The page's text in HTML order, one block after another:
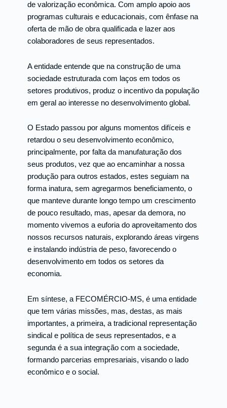
de valorização econômica. Com amplo apoio aos
programas culturais e educacionais, com ênfase na
oferta de mão de obra qualificada e lazer aos
colaboradores de seus representados.
A entidade entende que na construção de uma
sociedade estruturada com laços em todos os
setores produtivos, produz o incentivo da população
em geral ao interesse no desenvolvimento global.
O Estado passou por alguns momentos difíceis e
retardou o seu desenvolvimento econômico,
principalmente, por falta da manufaturação dos
seus produtos, vez que ao encaminhar a nossa
produção para outros estados, estes seguiam na
forma inatura, sem agregarmos beneficiamento, o
que manteve durante longo tempo um crescimento
de pouco resultado, mas, apesar da demora, no
momento vivemos a euforia do aproveitamento dos
nossos recursos naturais, explorando áreas virgens
e instalando indústria de peso, favorecendo o
desenvolvimento em todos os setores da
economia.
Em síntese, a FECOMÉRCIO-MS, é uma entidade
que tem várias missões, mas, destas, as mais
importantes, a primeira, a tradicional representação
sindical e política de seus representados, e a
segunda é a sua integração com a sociedade,
formando parcerias empresariais, visando o lado
econômico e o social.